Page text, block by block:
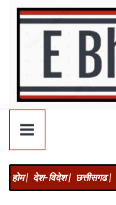
होम | देश-विदेश | छत्तीसगढ |